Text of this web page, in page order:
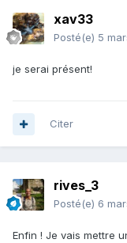
xav33
Posté(e) 5
je serai présent!
Citer
rives_3
Posté(e) 6
Enfin ! Je vais mettre